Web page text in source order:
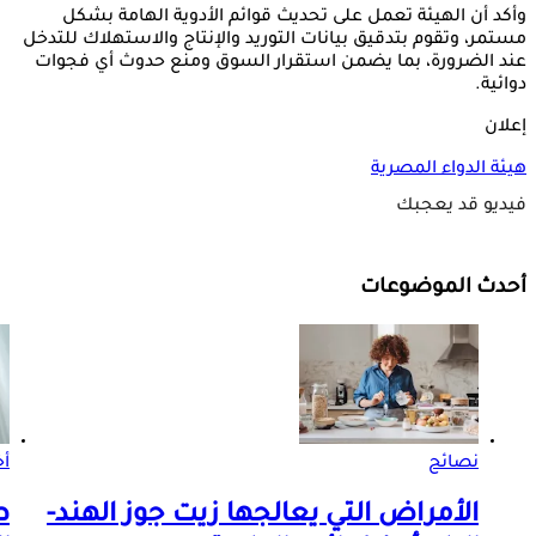
وأكد أن الهيئة تعمل على تحديث قوائم الأدوية الهامة بشكل
مستمر، وتقوم بتدقيق بيانات التوريد والإنتاج والاستهلاك للتدخل
عند الضرورة، بما يضمن استقرار السوق ومنع حدوث أي فجوات
دوائية.
إعلان
هيئة الدواء المصرية
فيديو قد يعجبك
أحدث الموضوعات
نصائح
الأمراض التي يعالجها زيت جوز الهند-